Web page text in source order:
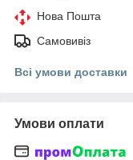
Нова Пошта
Самовивіз
Всі умови доставки
Умови оплати